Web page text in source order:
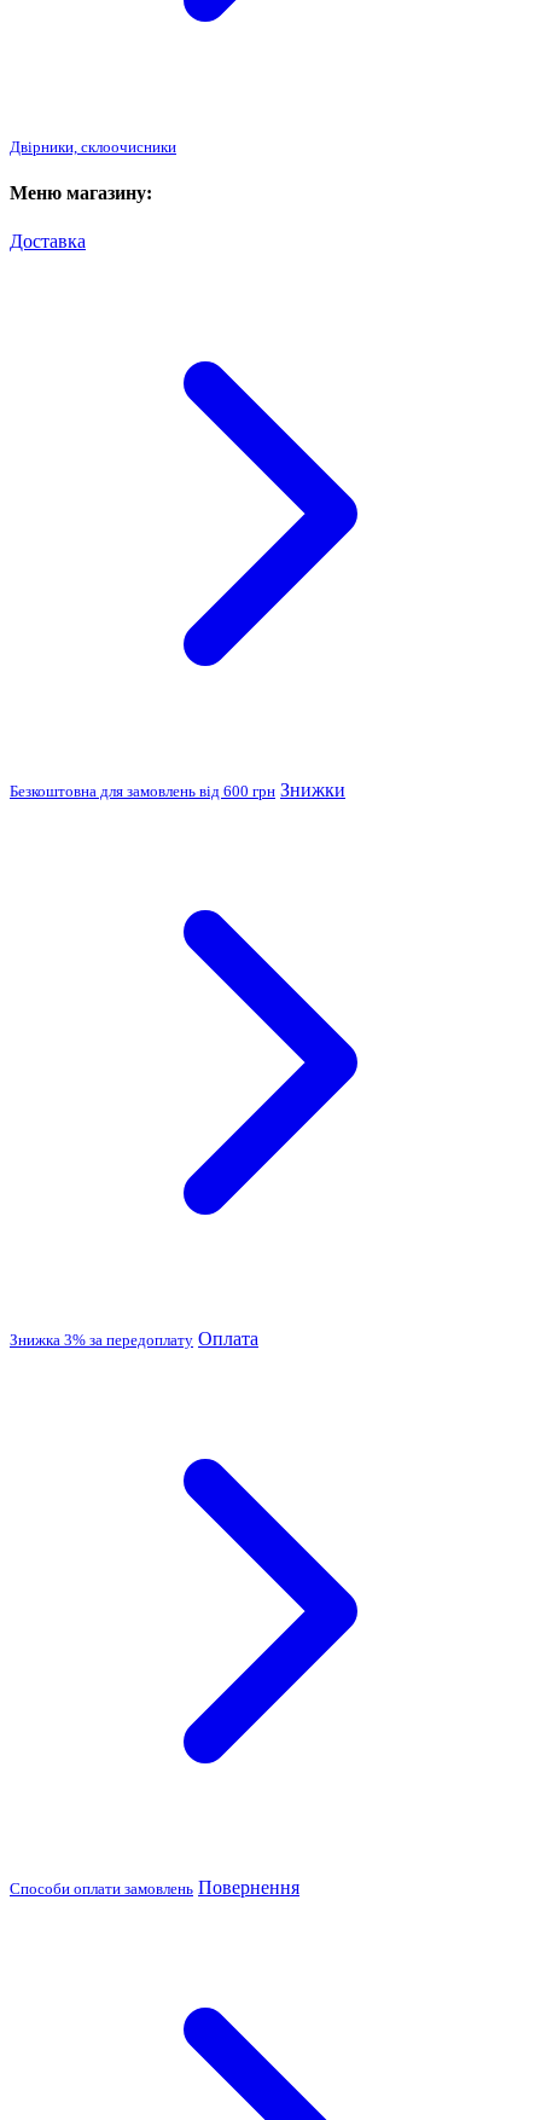
Двірники, склоочисники
Меню магазину:
Доставка
Безкоштовна для замовлень від 600 грн Знижки
Знижка 3% за передоплату Оплата
Способи оплати замовлень Повернення